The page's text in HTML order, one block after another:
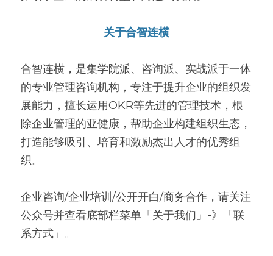
关于合智连横
合智连横，是集学院派、咨询派、实战派于一体
的专业管理咨询机构，专注于提升企业的组织发
展能力，擅长运用OKR等先进的管理技术，根
除企业管理的亚健康，帮助企业构建组织生态，
打造能够吸引、培育和激励杰出人才的优秀组
织。
企业咨询/企业培训/公开开白/商务合作，请关注
公众号并查看底部栏菜单「关于我们」-》「联
系方式」。